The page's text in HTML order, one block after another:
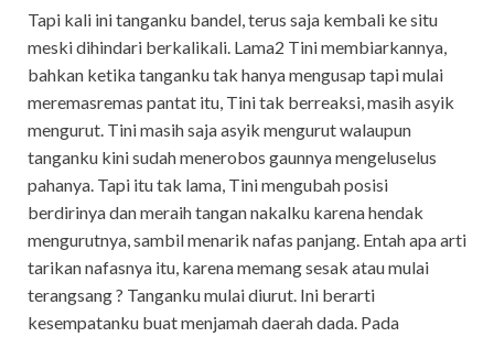
Tapi kali ini tanganku bandel, terus saja kembali ke situ
meski dihindari berkalikali. Lama2 Tini membiarkannya,
bahkan ketika tanganku tak hanya mengusap tapi mulai
meremasremas pantat itu, Tini tak berreaksi, masih asyik
mengurut. Tini masih saja asyik mengurut walaupun
tanganku kini sudah menerobos gaunnya mengeluselus
pahanya. Tapi itu tak lama, Tini mengubah posisi
berdirinya dan meraih tangan nakalku karena hendak
mengurutnya, sambil menarik nafas panjang. Entah apa arti
tarikan nafasnya itu, karena memang sesak atau mulai
terangsang ? Tanganku mulai diurut. Ini berarti
kesempatanku buat menjamah daerah dada. Pada